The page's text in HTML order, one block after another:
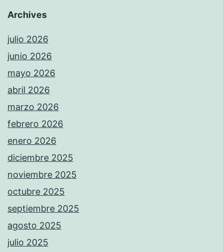
Archives
julio 2026
junio 2026
mayo 2026
abril 2026
marzo 2026
febrero 2026
enero 2026
diciembre 2025
noviembre 2025
octubre 2025
septiembre 2025
agosto 2025
julio 2025